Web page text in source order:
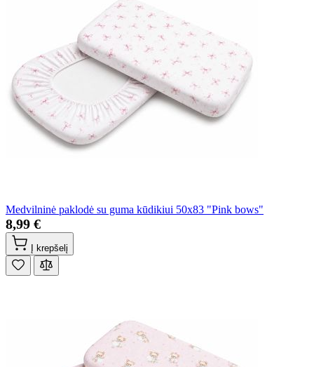
Medvilninė paklodė su guma kūdikiui 50x83 "Pink bows"
8,99 €
Į krepšelį